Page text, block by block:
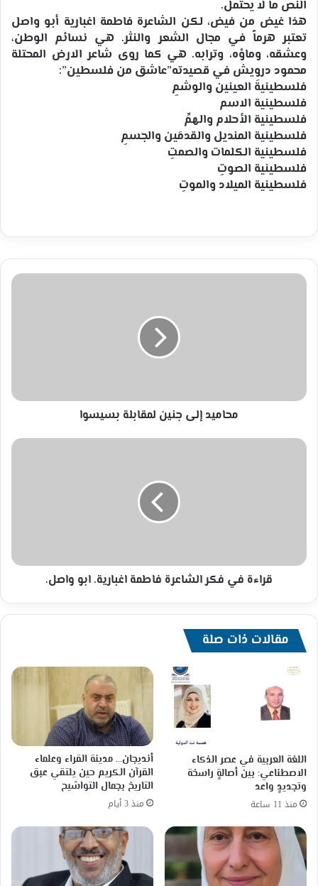
النص ما لا يحتمل.
هذا غيض من فيض، لكن الشاعرة فاطمة اغبارية أبو واصل
تعتبر هرماً في مجال الشعر والنثر. هي نسائم الوطن،
وعشقه، وماؤه، وترابه. هي كما روى شاعر الارض المحتلة
محمود درويش في قصيدته”عاشق من فلسطين”:
فلسطينيةَ العينين والوشمِ
فلسطينية الاسم
فلسطينية الأحلام والهمِّ
فلسطينية المنديل والقدمَين والجسمِ
فلسطينية الكلمات والصمتِ
فلسطينية الصوتِ
فلسطينية الميلاد والموتِ
محاميد
محاميد إلى جنين لمقابلة بسيسوا
قراءة
قراءة في فكر الشاعرة فاطمة اغبارية. ابو واصل.
مقالات ذات صلة
اللغة العربية في عصر الذكاء
الاصطناعي: بين أصالةٍ راسخة
وتجديدٍ واعد
منذ 11 ساعة
أنديجان… مدينة القراء وعلماء
القرآن الكريم حين يلتقي عبق
التاريخ بجمال التواشيح
منذ 3 أيام